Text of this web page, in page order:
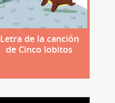
Letra de la canción
de Cinco lobitos